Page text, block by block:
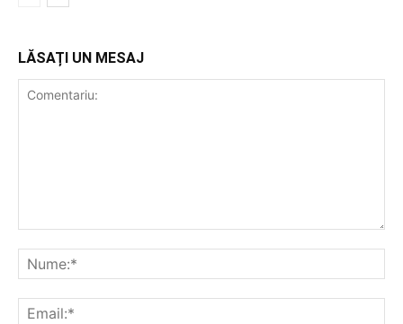
LĂSAȚI UN MESAJ